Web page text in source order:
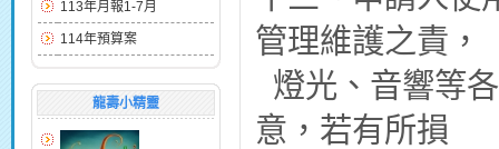
113年月報1-7月
114年預算案
龍壽小精靈
管理維護之責，
燈光、音響等
意，若有所損